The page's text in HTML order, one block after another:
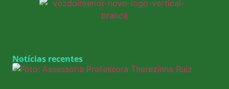
Notícias recentes